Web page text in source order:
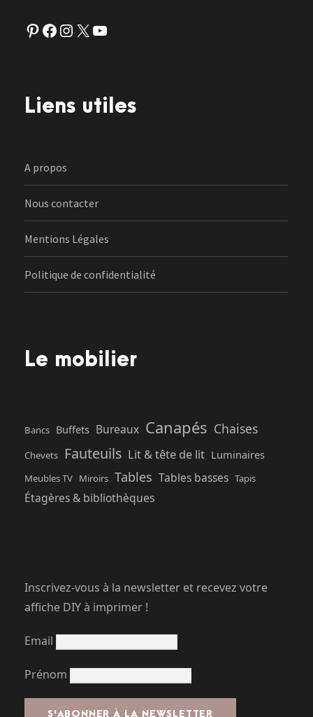
Pinterest Facebook Instagram X YouTube
Liens utiles
A propos
Nous contacter
Mentions Légales
Politique de confidentialité
Le mobilier
Bancs Buffets Bureaux Canapés Chaises
Chevets Fauteuils Lit & tête de lit Luminaires
Meubles TV Miroirs Tables Tables basses Tapis
Étagères & bibliothèques
Inscrivez-vous à la newsletter et recevez votre
affiche DIY à imprimer !
Email
Prénom